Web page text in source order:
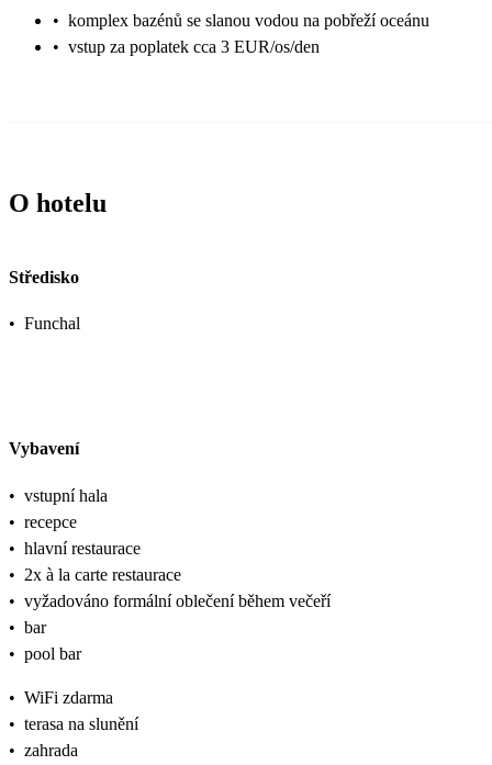
• komplex bazénů se slanou vodou na pobřeží oceánu
• vstup za poplatek cca 3 EUR/os/den
O hotelu
Středisko
• Funchal
Vybavení
• vstupní hala
• recepce
• hlavní restaurace
• 2x à la carte restaurace
• vyžadováno formální oblečení během večeří
• bar
• pool bar
• WiFi zdarma
• terasa na slunění
• zahrada